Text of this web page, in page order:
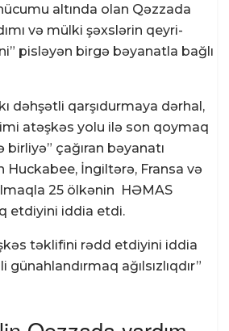
altında olan Qəzzada
və mülki şəxslərin qeyri-
pisləyən birgə bəyanatla bağlı
dəhşətli qarşıdurmaya dərhal,
atəşkəs yolu ilə son qoymaq
çağıran bəyanatı
Huckabee, İngiltərə, Fransa və
25 ölkənin HƏMAS
etdiyini iddia etdi.
təklifini rədd etdiyini iddia
günahlandırmaq ağılsızlıqdır”